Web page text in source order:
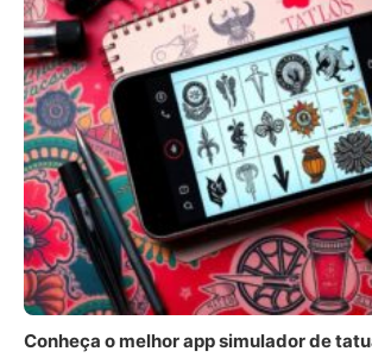
Conheça o melhor app simulador de